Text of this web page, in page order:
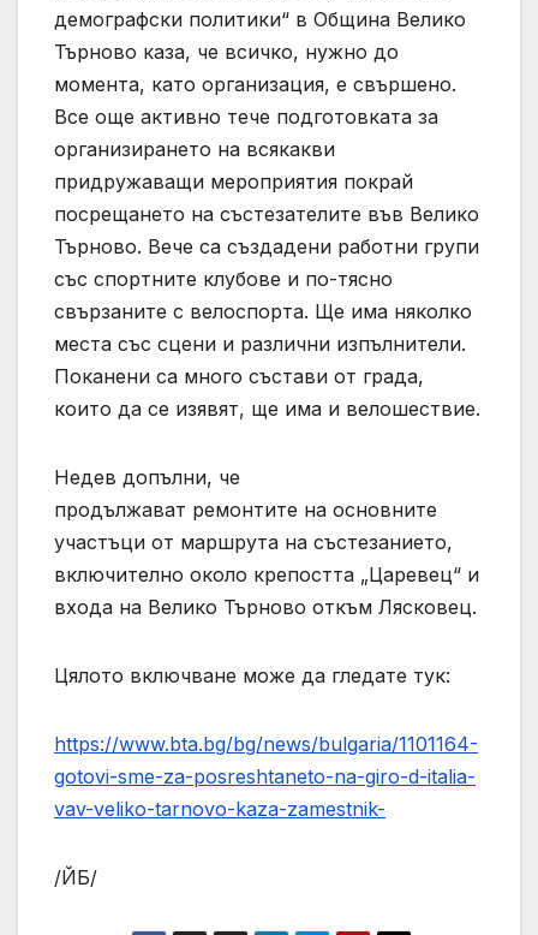
демографски политики“ в Община Велико
Търново каза, че всичко, нужно до
момента, като организация, е свършено.
Все още активно тече подготовката за
организирането на всякакви
придружаващи мероприятия покрай
посрещането на състезателите във Велико
Търново. Вече са създадени работни групи
със спортните клубове и по-тясно
свързаните с велоспорта. Ще има няколко
места със сцени и различни изпълнители.
Поканени са много състави от града,
които да се изявят, ще има и велошествие.
Недев допълни, че
продължават ремонтите на основните
участъци от маршрута на състезанието,
включително около крепостта „Царевец“ и
входа на Велико Търново откъм Лясковец.
Цялото включване може да гледате тук:
https://www.bta.bg/bg/news/bulgaria/1101164-
gotovi-sme-za-posreshtaneto-na-giro-d-italia-
vav-veliko-tarnovo-kaza-zamestnik-
/ЙБ/